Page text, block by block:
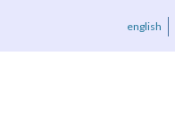
english